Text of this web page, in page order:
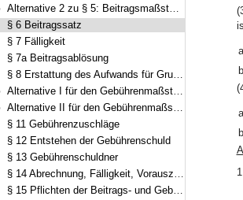
Bereich erweitern
Alternative 2 zu § 5: Beitragsmaßstab „Grundstücksfläche – zulässige Geschossfläche“ (§ 5)
§ 6 Beitragssatz
§ 7 Fälligkeit
§ 7a Beitragsablösung
§ 8 Erstattung des Aufwands für Grundstücksanschlüsse
Bereich erweitern
Alternative I für den Gebührenmaßstab: Abgeltung der Kosten für die Niederschlagswasserbeseitigung über die nach dem Frischwassermaßstab bemessenen Einleitungsgebühren (§§ 9–10a)
Bereich erweitern
Alternative II für den Gebührenmaßstab: getrennte Abwassergebühren (§§ 9–10b)
§ 11 Gebührenzuschläge
§ 12 Entstehen der Gebührenschuld
§ 13 Gebührenschuldner
§ 14 Abrechnung, Fälligkeit, Vorauszahlung
§ 15 Pflichten der Beitrags- und Gebührenschuldner